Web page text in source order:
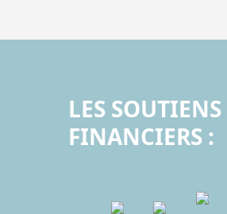
LES SOUTIENS
FINANCIERS :